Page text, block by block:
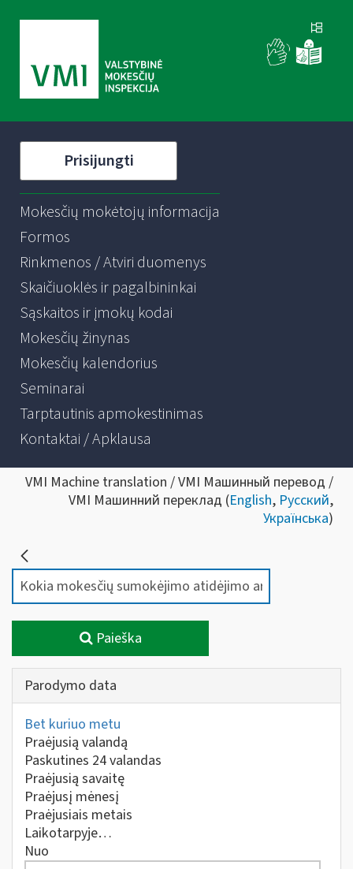
Prisijungti
Mokesčių mokėtojų informacija
Formos
Rinkmenos / Atviri duomenys
Skaičiuoklės ir pagalbininkai
Sąskaitos ir įmokų kodai
Mokesčių žinynas
Mokesčių kalendorius
Seminarai
Tarptautinis apmokestinimas
Kontaktai / Apklausa
VMI Machine translation / VMI Машинный перевод /
VMI Машинний переклад (English, Русский,
Українська)
Paieška
Parodymo data
Bet kuriuo metu
Praėjusią valandą
Paskutines 24 valandas
Praėjusią savaitę
Praėjusį mėnesį
Praėjusiais metais
Laikotarpyje…
Nuo